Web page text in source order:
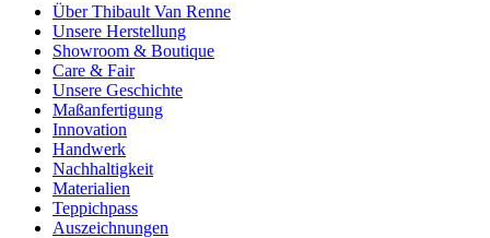
Über Thibault Van Renne
Unsere Herstellung
Showroom & Boutique
Care & Fair
Unsere Geschichte
Maßanfertigung
Innovation
Handwerk
Nachhaltigkeit
Materialien
Teppichpass
Auszeichnungen